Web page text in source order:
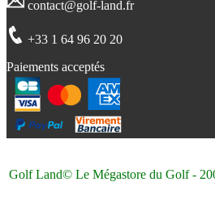
contact@golf-land.fr
+33 1 64 96 20 20
Paiements acceptés
Golf Land© Le Mégastore du Golf -